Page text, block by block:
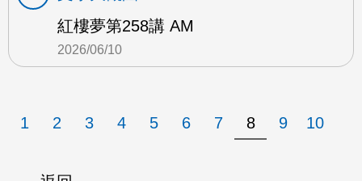
紅樓夢第258講 AM
2026/06/10
1 2 3 4 5 6 7 8 9 10